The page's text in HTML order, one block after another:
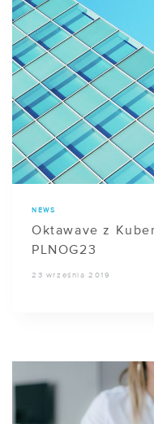
NEWS
Oktawave z
PLNOG23
23 września 2019